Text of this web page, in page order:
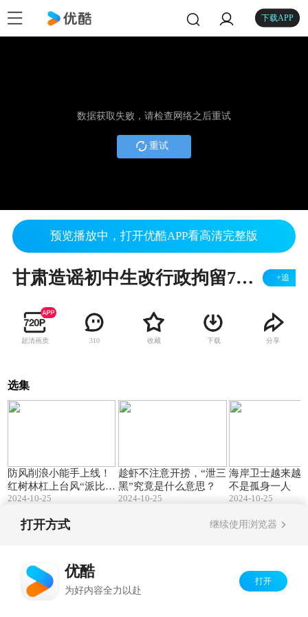
下载APP
数据获取失败，请检查网络之后重试
重试
预览播放中，打开优酷APP看高清完整版
甘肃造谣初中生改行政拘留7天 今晨已获释[广东早晨] +追
超清画质 310 收藏 下载 分享
选集
防风削浪小能手上线！
红树林杠上台风“派比
安”
2024-10-25
趁虾不注意开捞，“泄三
黑”究竟是什么意思？
2024-10-25
海岸卫士越来越
不是孤身一人
2024-10-25
打开方式 继续使用浏览器
优酷
为好内容全力以赴
打开